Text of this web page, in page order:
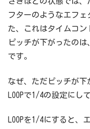
フターのようなエフェ
た、これはタイムコン
ピッチが下がったの
です。
なぜ、ただピッチが下
LOOPで1/4の設定にし
LOOPを1/4にすると